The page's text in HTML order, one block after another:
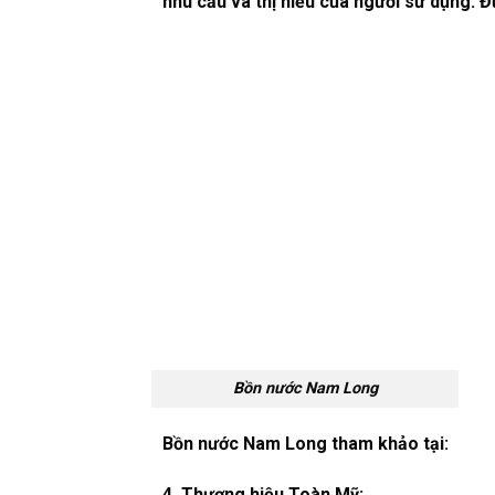
Bồn nước Nam Long
Bồn nước Nam Long tham khảo tại: